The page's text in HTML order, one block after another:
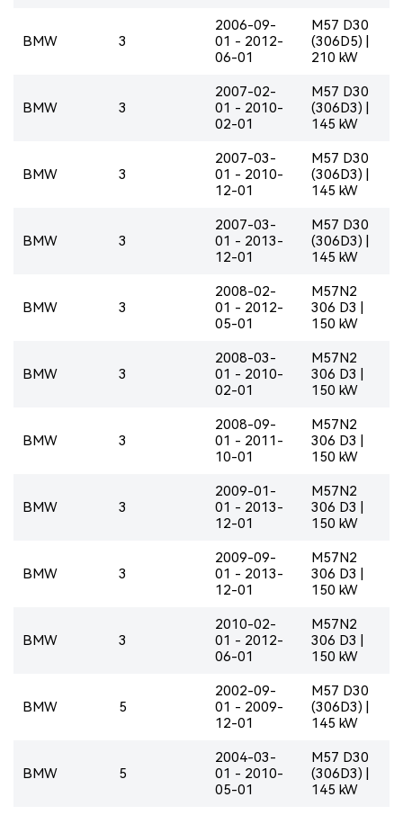
BMW 3
2006-09-
01 - 2012-
06-01
M57 D30
(306D5) |
210 kW
BMW 3
2007-02-
01 - 2010-
02-01
M57 D30
(306D3) |
145 kW
BMW 3
2007-03-
01 - 2010-
12-01
M57 D30
(306D3) |
145 kW
BMW 3
2007-03-
01 - 2013-
12-01
M57 D30
(306D3) |
145 kW
BMW 3
2008-02-
01 - 2012-
05-01
M57N2
306 D3 |
150 kW
BMW 3
2008-03-
01 - 2010-
02-01
M57N2
306 D3 |
150 kW
BMW 3
2008-09-
01 - 2011-
10-01
M57N2
306 D3 |
150 kW
BMW 3
2009-01-
01 - 2013-
12-01
M57N2
306 D3 |
150 kW
BMW 3
2009-09-
01 - 2013-
12-01
M57N2
306 D3 |
150 kW
BMW 3
2010-02-
01 - 2012-
06-01
M57N2
306 D3 |
150 kW
BMW 5
2002-09-
01 - 2009-
12-01
M57 D30
(306D3) |
145 kW
BMW 5
2004-03-
01 - 2010-
05-01
M57 D30
(306D3) |
145 kW